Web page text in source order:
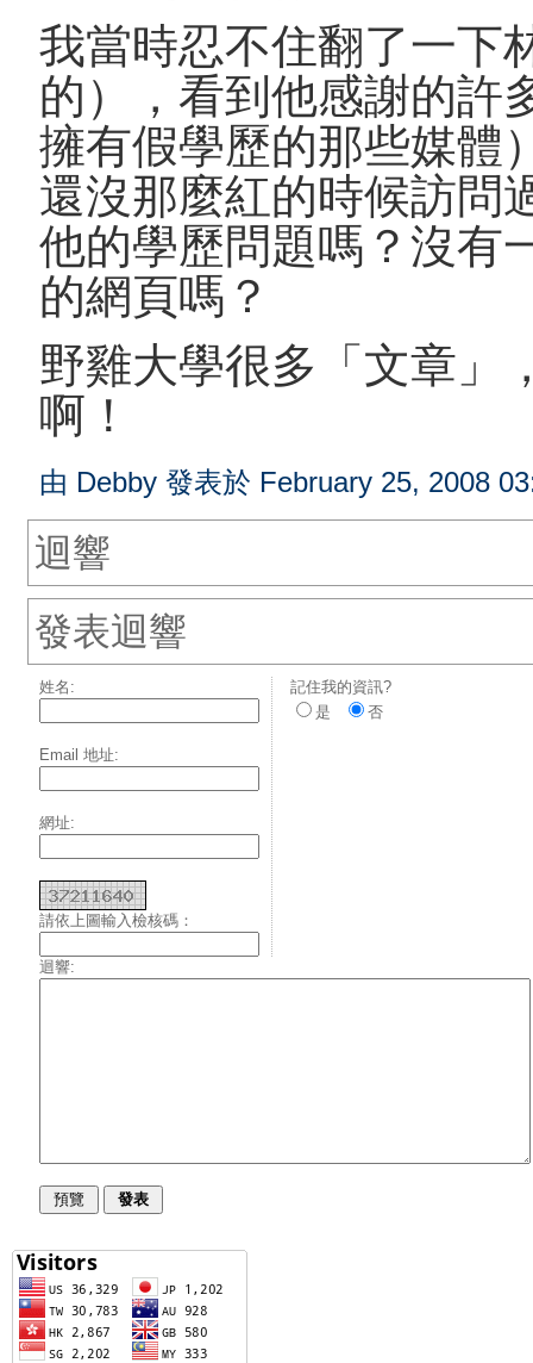
我當時忍不住翻了一下
的），看到他感謝的許
擁有假學歷的那些媒體
還沒那麼紅的時候訪問
他的學歷問題嗎？沒有
的網頁嗎？
野雞大學很多「文章」
啊！
由 Debby 發表於 February 25, 2008
迴響
發表迴響
姓名:
Email 地址:
網址:
請依上圖輸入檢核碼：
記住我的資訊?
是
否
迴響: